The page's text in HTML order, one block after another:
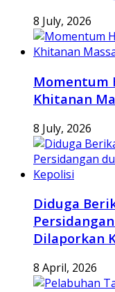
8 July, 2026
Momentum
Khitanan
8 July, 2026
Diduga
Dilaporkan
8 April, 2026